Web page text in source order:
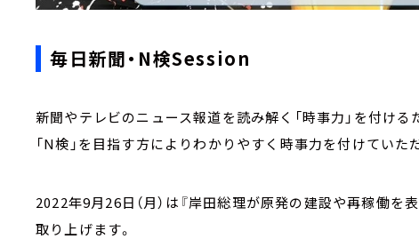
毎日新聞・N検Session
新聞やテレビのニュース報道を読み解く「時事力」を付ける
「N検」を目指す方によりわかりやすく時事力を付けていた
2022年9月26日（月）は『岸田総理が原発の建設や再稼働を
取り上げます。